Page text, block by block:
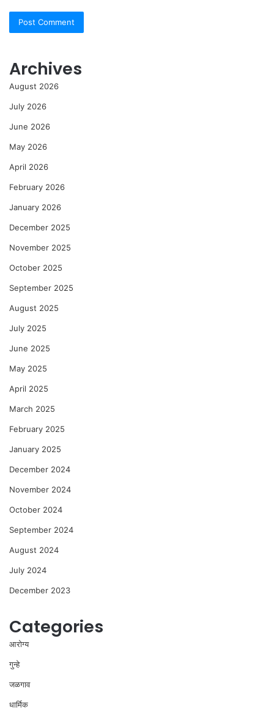
Archives
August 2026
July 2026
June 2026
May 2026
April 2026
February 2026
January 2026
December 2025
November 2025
October 2025
September 2025
August 2025
July 2025
June 2025
May 2025
April 2025
March 2025
February 2025
January 2025
December 2024
November 2024
October 2024
September 2024
August 2024
July 2024
December 2023
Categories
आरोग्य
गुन्हे
जळगाव
धार्मिक